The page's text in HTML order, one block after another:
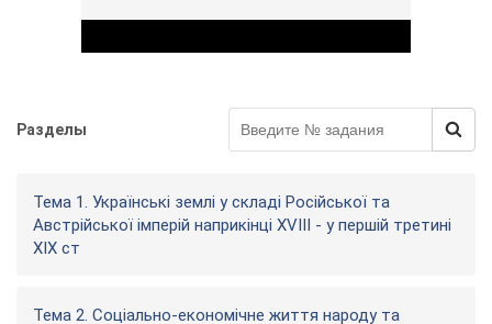
Разделы
Тема 1. Українські землі у складі Російської та
Австрійської імперій наприкінці XVIII - у першій третині
XIX ст
Тема 2. Соціально-економічне життя народу та